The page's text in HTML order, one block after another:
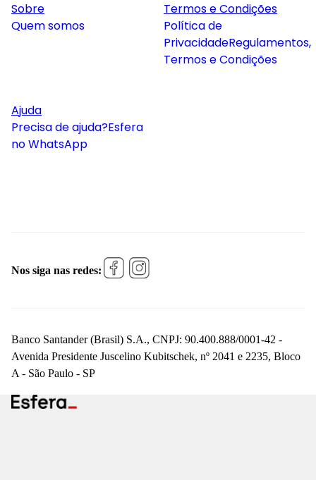
Sobre
Quem somos
Termos e Condições
Política de
PrivacidadeRegulamentos,
Termos e Condições
Ajuda
Precisa de ajuda?Esfera
no WhatsApp
Nos siga nas redes:
Banco Santander (Brasil) S.A., CNPJ: 90.400.888/0001-42 -
Avenida Presidente Juscelino Kubitschek, nº 2041 e 2235, Bloco
A - São Paulo - SP